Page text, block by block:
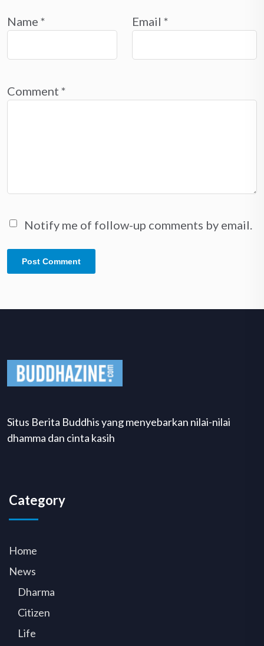
Name * Email *
Comment *
Notify me of follow-up comments by email.
Situs Berita Buddhis yang menyebarkan nilai-nilai
dhamma dan cinta kasih
Category
Home
News
Dharma
Citizen
Life